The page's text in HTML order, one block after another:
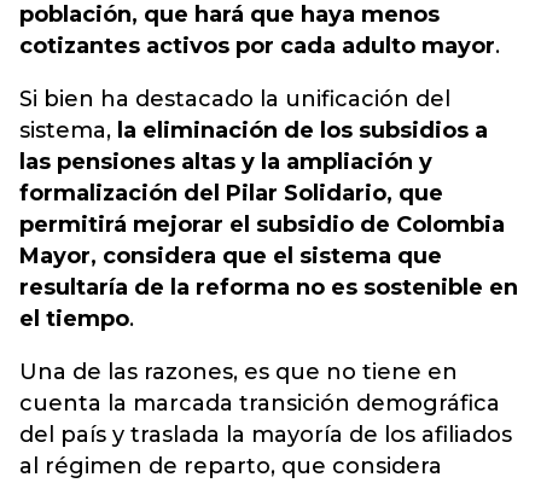
población, que hará que haya menos
cotizantes activos por cada adulto mayor.
Si bien ha destacado la unificación del
sistema, la eliminación de los subsidios a
las pensiones altas y la ampliación y
formalización del Pilar Solidario, que
permitirá mejorar el subsidio de Colombia
Mayor, considera que el sistema que
resultaría de la reforma no es sostenible en
el tiempo.
Una de las razones, es que no tiene en
cuenta la marcada transición demográfica
del país y traslada la mayoría de los afiliados
al régimen de reparto, que considera